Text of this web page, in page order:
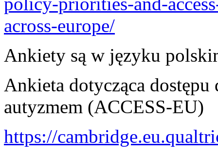
across-europe/
Ankiety są w języku
Ankieta dotycząca
autyzmem (ACCESS-EU)
https://